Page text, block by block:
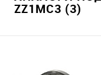
ZZ1MC3 (3)